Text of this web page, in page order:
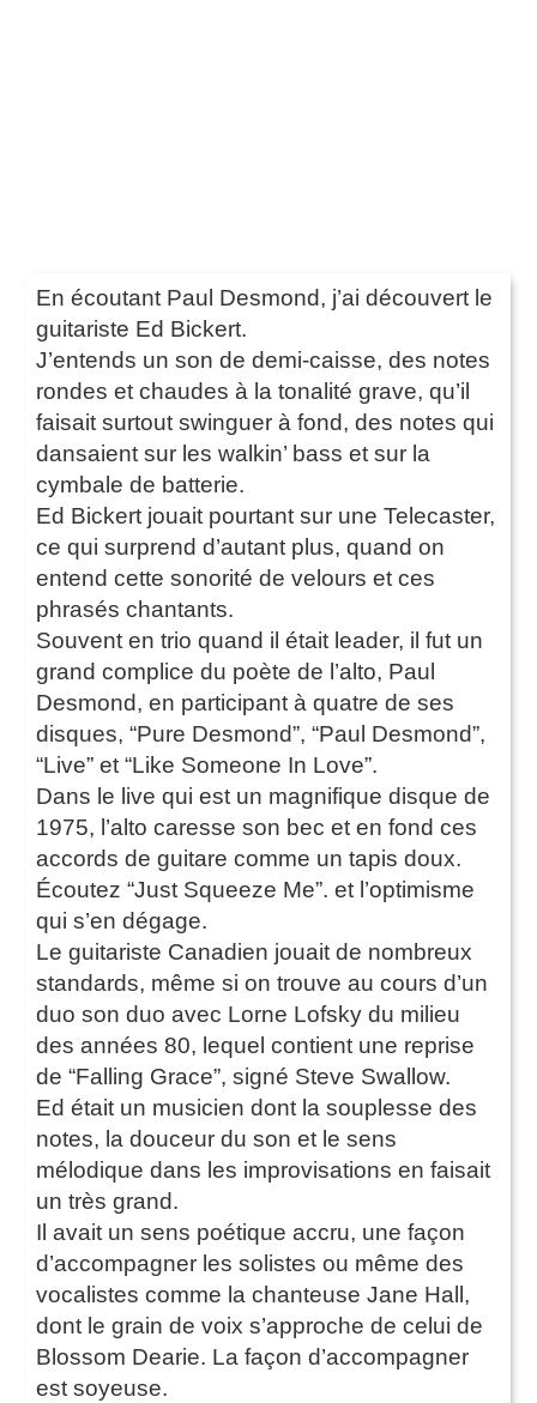
En écoutant Paul Desmond, j’ai découvert le
guitariste Ed Bickert.
J’entends un son de demi-caisse, des notes
rondes et chaudes à la tonalité grave, qu’il
faisait surtout swinguer à fond, des notes qui
dansaient sur les walkin’ bass et sur la
cymbale de batterie.
Ed Bickert jouait pourtant sur une Telecaster,
ce qui surprend d’autant plus, quand on
entend cette sonorité de velours et ces
phrasés chantants.
Souvent en trio quand il était leader, il fut un
grand complice du poète de l’alto, Paul
Desmond, en participant à quatre de ses
disques, “Pure Desmond”, “Paul Desmond”,
“Live” et “Like Someone In Love”.
Dans le live qui est un magnifique disque de
1975, l’alto caresse son bec et en fond ces
accords de guitare comme un tapis doux.
Écoutez “Just Squeeze Me”. et l’optimisme
qui s’en dégage.
Le guitariste Canadien jouait de nombreux
standards, même si on trouve au cours d’un
duo son duo avec Lorne Lofsky du milieu
des années 80, lequel contient une reprise
de “Falling Grace”, signé Steve Swallow.
Ed était un musicien dont la souplesse des
notes, la douceur du son et le sens
mélodique dans les improvisations en faisait
un très grand.
Il avait un sens poétique accru, une façon
d’accompagner les solistes ou même des
vocalistes comme la chanteuse Jane Hall,
dont le grain de voix s’approche de celui de
Blossom Dearie. La façon d’accompagner
est soyeuse.